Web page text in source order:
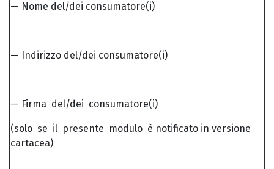
— Nome del/dei consumatore(i)
— Indirizzo del/dei consumatore(i)
— Firma del/dei consumatore(i)
(solo se il presente modulo è notificato in versione
cartacea)